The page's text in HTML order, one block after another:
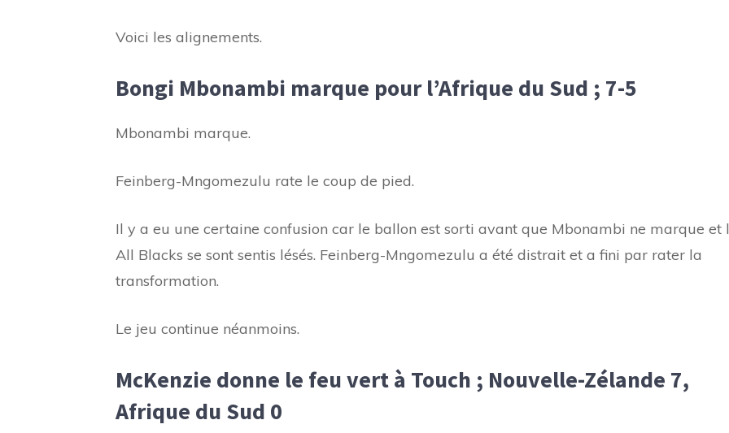
Voici les alignements.
Bongi Mbonambi marque pour l’Afrique du Sud ; 7-5
Mbonambi marque.
Feinberg-Mngomezulu rate le coup de pied.
Il y a eu une certaine confusion car le ballon est sorti avant que Mbonambi ne marque et
All Blacks se sont sentis lésés. Feinberg-Mngomezulu a été distrait et a fini par rater la
transformation.
Le jeu continue néanmoins.
McKenzie donne le feu vert à Touch ; Nouvelle-Zélande 7,
Afrique du Sud 0